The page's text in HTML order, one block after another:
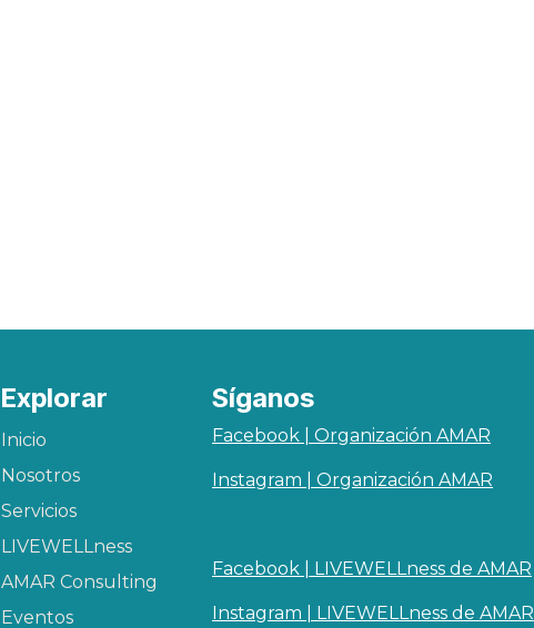
Explorar
Inicio
Nosotros
Servicios
LIVEWELLness
AMAR Consulting
Eventos
Síganos
Facebook | Organización AMAR
Instagram | Organización AMAR
Facebook | LIVEWELLness de AMAR
Instagram | LIVEWELLness de AMAR